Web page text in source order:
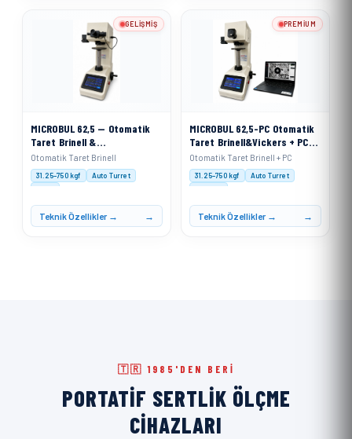
MICROBUL 62,5 — Otomatik
Taret Brinell &
VickersSertlik Ölçme Cihazı
Otomatik Taret Brinell
31.25–750 kgf
Auto Turret
XACT
Teknik Özellikler →
GELIŞMIŞ
MICROBUL 62,5-PC Otomatik
Taret Brinell&Vickers + PC
Sertlik Ölçme Cihazı
Otomatik Taret Brinell + PC
31.25–750 kgf
Auto Turret
XACT PC
Teknik Özellikler →
PREMIUM
🇹🇷 1985'DEN BERI
PORTATIF SERTLIK ÖLÇME
CIHAZLARI